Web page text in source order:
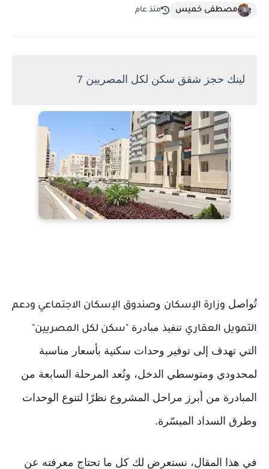
مصطفى خميس منذ عام
لينك حجز شقق سكن لكل المصريين 7
تُواصل وزارة الإسكان وصندوق الإسكان الاجتماعي ودعم
التمويل العقاري تنفيذ مبادرة "سكن لكل المصريين"
التي تهدف إلى توفير وحدات سكنية بأسعار مناسبة
لمحدودي ومتوسطي الدخل، وتُعد المرحلة السابعة من
المبادرة من أبرز مراحل المشروع نظرًا لتنوع الوحدات
وطرق السداد الميسّرة.
في هذا المقال، نستعرض لك كل ما تحتاج معرفته عن